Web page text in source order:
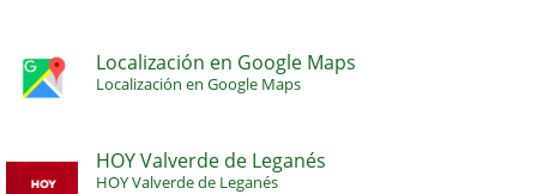
Localización en Google Maps
Localización en Google Maps
HOY Valverde de Leganés
HOY Valverde de Leganés